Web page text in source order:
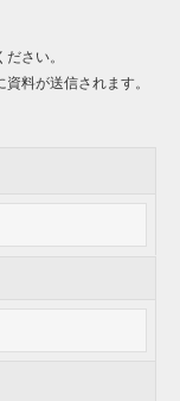
さい。
料が送信されます。